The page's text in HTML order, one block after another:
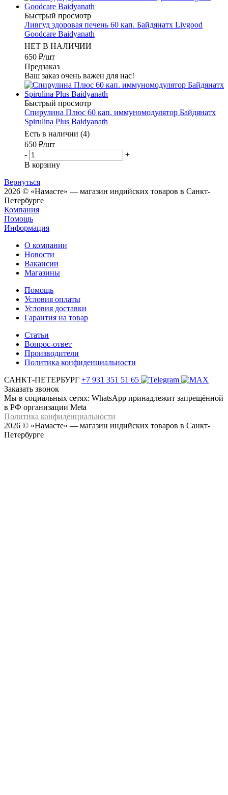
Быстрый просмотр
Ливгуд здоровая печень 60 кап. Байдянатх Livgood
Goodcare Baidyanath
НЕТ В НАЛИЧИИ
650 ₽/шт
Предзаказ
Ваш заказ очень важен для нас!
Быстрый просмотр
Спирулина Плюс 60 кап. иммуномодулятор Байдянатх
Spirulina Plus Baidyanath
Есть в наличии (4)
650 ₽/шт
-
+
В корзину
Вернуться
2026 © «Намасте» — магазин индийских товаров в Санкт-
Петербурге
Компания
Помощь
Информация
О компании
Новости
Вакансии
Магазины
Помощь
Условия оплаты
Условия доставки
Гарантия на товар
Статьи
Вопрос-ответ
Производители
Политика конфиденциальности
САНКТ-ПЕТЕРБУРГ +7 931 351 51 65
Заказать звонок
Мы в социальных сетях: WhatsApp принадлежит запрещённой
в РФ организации Meta
Политика конфиденциальности
2026 © «Намасте» — магазин индийских товаров в Санкт-
Петербурге